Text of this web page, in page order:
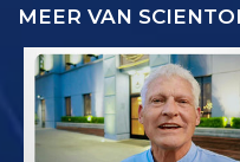
MEER VAN